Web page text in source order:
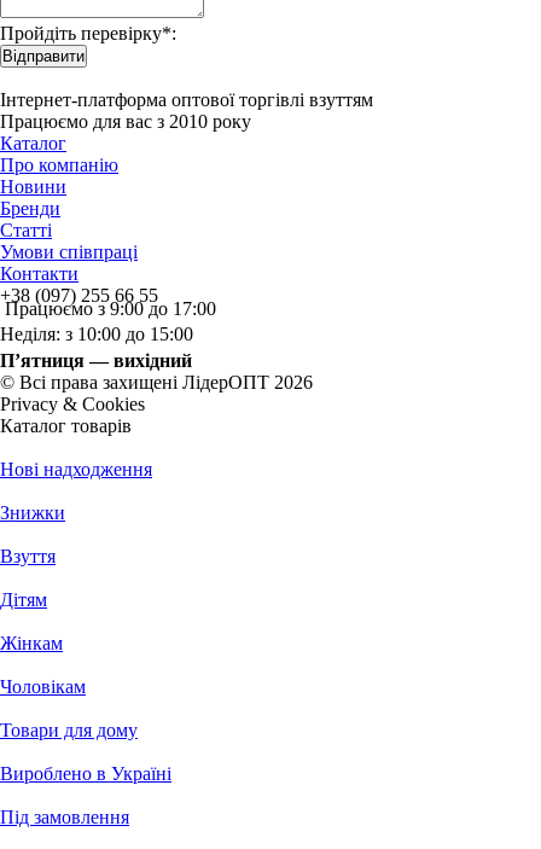
Пройдіть перевірку*:
Відправити
Інтернет-платформа оптової торгівлі взуттям
Працюємо для вас з 2010 року
Каталог
Про компанію
Новини
Бренди
Статті
Умови співпраці
Контакти
+38 (097) 255 66 55
Працюємо з 9:00 до 17:00
Неділя: з 10:00 до 15:00
П’ятниця — вихідний
© Всі права захищені ЛідерОПТ 2026
Privacy & Cookies
Каталог товарів
Нові надходження
Знижки
Взуття
Дітям
Жінкам
Чоловікам
Товари для дому
Вироблено в Україні
Під замовлення